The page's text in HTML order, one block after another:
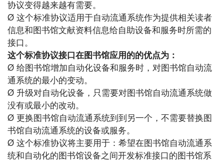
协议变得越来越有需要。
Ø 这个标准协议适用于自动流通系统作为提供相关读者
信息和图书馆文献资料信息给自助设备和服务时所需的
接口。
这个标准协议接口在图书馆应用的的优点为：
Ø 给图书馆增加自动化设备和服务时，对图书馆自动流
通系统的最小的变动。
Ø 升级对自动化设备，只需要对图书馆自动流通系统做
没有或最小的改动。
Ø 更换图书馆自动流通系统到到另一个，不需要替换图
书馆自动流通系统的设备或服务。
Ø 这个标准协议将主要用于：希望在图书馆自动流通系
统和自动化的图书馆设备之间开发标准接口的图书馆系